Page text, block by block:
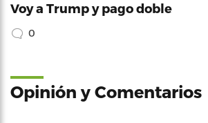
Voy a Trump y pago doble
0
Opinión y Comentarios